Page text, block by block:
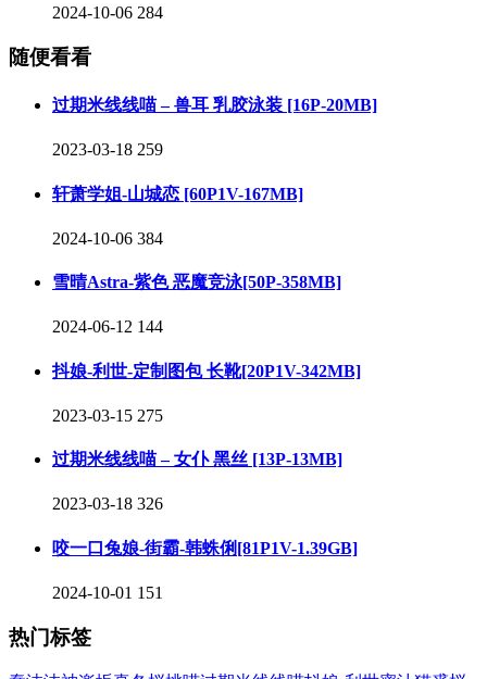
2024-10-06 284
随便看看
过期米线线喵 – 兽耳 乳胶泳装 [16P-20MB]
2023-03-18 259
轩萧学姐-山城恋 [60P1V-167MB]
2024-10-06 384
雪晴Astra-紫色 恶魔竞泳[50P-358MB]
2024-06-12 144
抖娘-利世-定制图包 长靴[20P1V-342MB]
2023-03-15 275
过期米线线喵 – 女仆 黑丝 [13P-13MB]
2023-03-18 326
咬一口兔娘-街霸-韩蛛俐[81P1V-1.39GB]
2024-10-01 151
热门标签